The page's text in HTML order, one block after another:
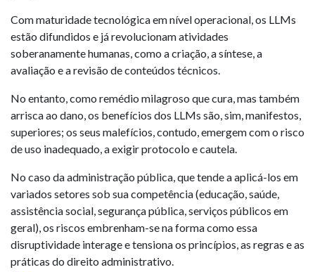
Com maturidade tecnológica em nível operacional, os LLMs
estão difundidos e já revolucionam atividades
soberanamente humanas, como a criação, a síntese, a
avaliação e a revisão de conteúdos técnicos.
No entanto, como remédio milagroso que cura, mas também
arrisca ao dano, os benefícios dos LLMs são, sim, manifestos,
superiores; os seus malefícios, contudo, emergem com o risco
de uso inadequado, a exigir protocolo e cautela.
No caso da administração pública, que tende a aplicá-los em
variados setores sob sua competência (educação, saúde,
assistência social, segurança pública, serviços públicos em
geral), os riscos embrenham-se na forma como essa
disruptividade interage e tensiona os princípios, as regras e as
práticas do direito administrativo.